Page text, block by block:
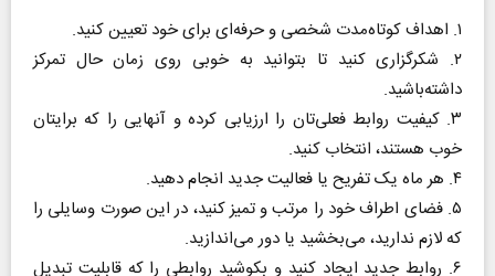
۱. اهداف کوتاه‌مدت شخصی و حرفه‌ای برای خود تعیین کنید.
۲. شکرگزاری کنید تا بتوانید به خوبی روی زمان حال تمرکز
داشته‌باشید.
۳. کیفیت روابط فعلی‌تان را ارزیابی کرده و آنهایی را که برایتان
خوب هستند، انتخاب کنید.
۴. هر ماه یک تفریح یا فعالیت جدید انجام دهید.
۵. فضای اطراف خود را مرتب و تمیز کنید، در این صورت وسایلی را
که لازم ندارید، می‌بخشید یا دور می‌اندازید.
۶. روابط جدید ایجاد کنید و بکوشید روابطی را که قابلیت تبدیل